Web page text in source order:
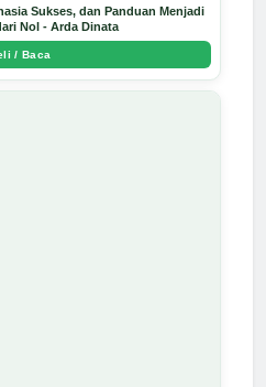
Sukses, dan Panduan Menjadi
Nol - Arda Dinata
/ Baca